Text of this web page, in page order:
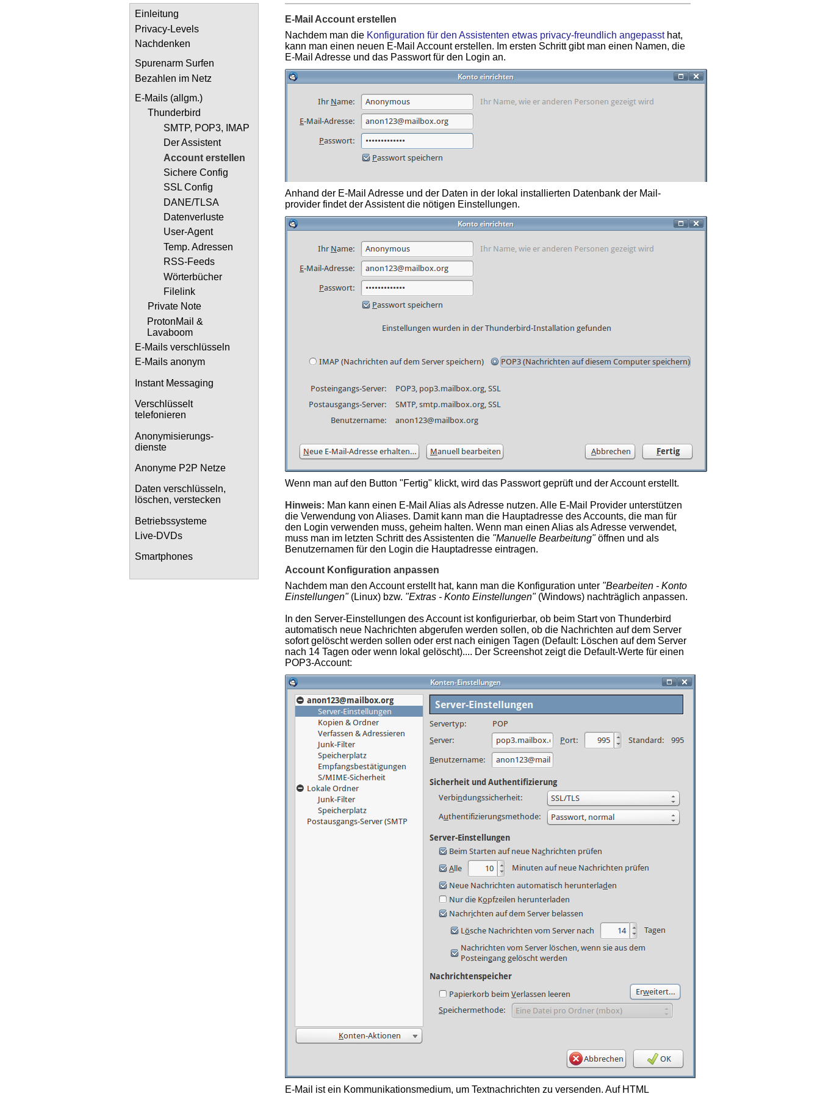
E-Mail Account erstellen
Nachdem man die Konfiguration für den Assistenten etwas privacy-freundlich angepassthat,
kann man einen neuen E-Mail Account erstellen. Im ersten Schritt gibt man einen Namen, die
E-Mail Adresse und das Passwort für den Login an.
Anhand der E-Mail Adresse und der Daten in der lokal installierten Datenbank der Mail­
provider findet der Assistent die nötigen Einstellungen.
Wenn man auf den Button "Fertig" klickt, wird das Passwort geprüft und der Account erstellt.
Hinweis: Man kann einen E-Mail Alias als Adresse nutzen. Alle E-Mail Provider unterstützen
die Verwendung von Aliases. Damit kann man die Hauptadresse des Accounts, die man für
den Login verwenden muss, geheim halten. Wenn man einen Alias als Adresse verwendet,
muss man im letzten Schritt des Assistenten die "Manuelle Bearbeitung"öffnen und als
Benutzernamen für den Login die Hauptadresse eintragen.
Account Konfiguration anpassen
Nachdem man den Account erstellt hat, kann man die Konfiguration unter "Bearbeiten - Konto
Einstellungen"(Linux) bzw. "Extras - Konto Einstellungen"(Windows) nachträglich anpassen.
In den Server-Einstellungen des Account ist konfigurierbar, ob beim Start von Thunderbird
automatisch neue Nachrichten abgerufen werden sollen, ob die Nachrichten auf dem Server
sofort gelöscht werden sollen oder erst nach einigen Tagen (Default: Löschen auf dem Server
nach 14 Tagen oder wenn lokal gelöscht).... Der Screenshot zeigt die Default-Werte für einen
POP3-Account:
E-Mail ist ein Kommunikationsmedium, um Textnachrichten zu versenden. Auf HTML
Einleitung
Privacy-Levels
Nachdenken
Spurenarm Surfen
Bezahlen im Netz
E-Mails (allgm.)
Thunderbird
SMTP, POP3, IMAP
Der Assistent
Account erstellen
Sichere Config
SSL Config
DANE/TLSA
Datenverluste
User-Agent
Temp. Adressen
RSS-Feeds
Wörterbücher
Filelink
Private Note
ProtonMail &
Lavaboom
E-Mails verschlüsseln
E-Mails anonym
Instant Messaging
Verschlüsselt
telefonieren
Anonymisierungs-
dienste
Anonyme P2P Netze
Daten verschlüsseln,
löschen, verstecken
Betriebssysteme
Live-DVDs
Smartphones